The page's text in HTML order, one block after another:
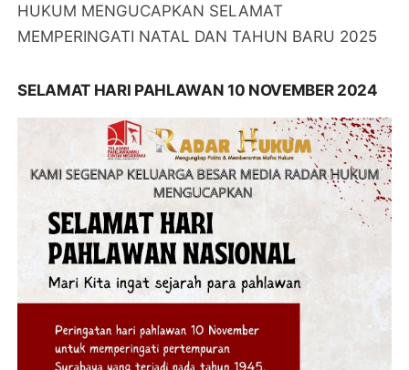
HUKUM MENGUCAPKAN SELAMAT
MEMPERINGATI NATAL DAN TAHUN BARU 2025
SELAMAT HARI PAHLAWAN 10 NOVEMBER 2024